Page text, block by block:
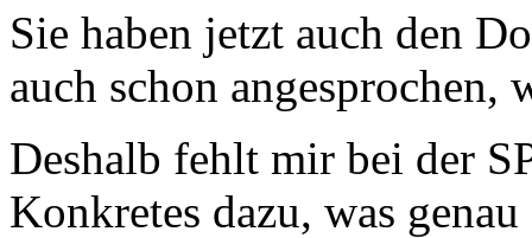
Sie haben jetzt auch den
auch schon
Deshalb fehlt mir bei der
Konkretes dazu, was